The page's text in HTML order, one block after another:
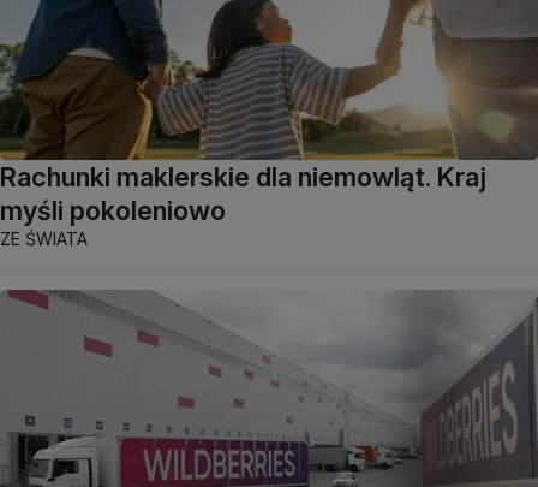
Rachunki maklerskie dla niemowląt. Kraj
myśli pokoleniowo
ZE ŚWIATA